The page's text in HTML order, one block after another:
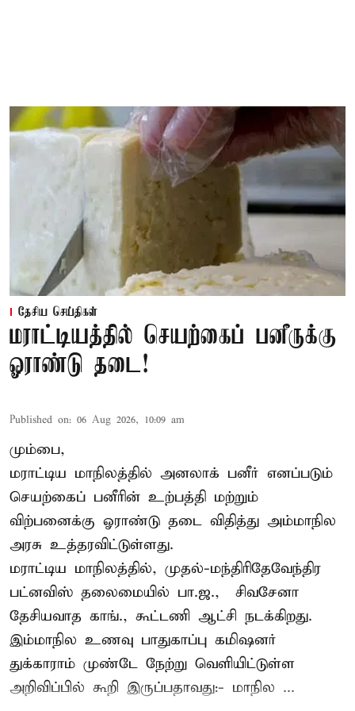
தேசிய செய்திகள்
மராட்டியத்தில் செயற்கைப் பனீருக்கு
ஓராண்டு தடை!
Published on: 06 Aug 2026, 10:09 am
மும்பை,
மராட்டிய மாநிலத்தில் அனலாக் பனீர் எனப்படும்
செயற்கைப் பனீரின் உற்பத்தி மற்றும்
விற்பனைக்கு ஓராண்டு தடை விதித்து அம்மாநில
அரசு உத்தரவிட்டுள்ளது.
மராட்டிய மாநிலத்தில், முதல்-மந்திரிதேவேந்திர
பட்னவிஸ் தலைமையில் பா.ஜ., – சிவசேனா –
தேசியவாத காங்., கூட்டணி ஆட்சி நடக்கிறது.
இம்மாநில உணவு பாதுகாப்பு கமிஷனர்
துக்காராம் முண்டே நேற்று வெளியிட்டுள்ள
அறிவிப்பில் கூறி இருப்பதாவது:- மாநில ...